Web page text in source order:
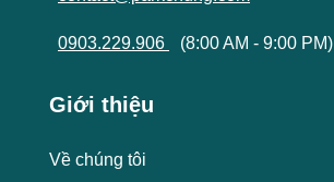
0903.229.906 (8:00 AM - 9:00 PM)
Giới thiệu
Về chúng tôi